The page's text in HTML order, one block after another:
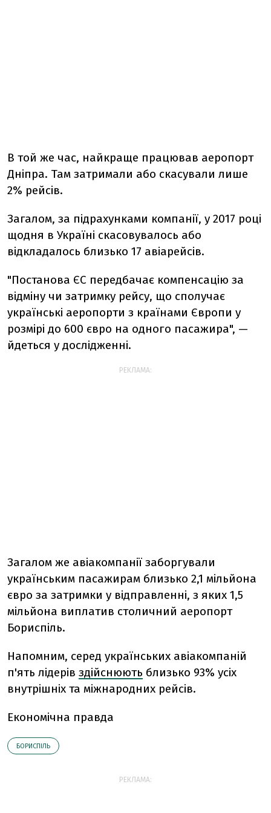
В той же час, найкраще працював аеропорт
Дніпра. Там затримали або скасували лише
2% рейсів.
Загалом, за підрахунками компанії, у 2017 році
щодня в Україні скасовувалось або
відкладалось близько 17 авіарейсів.
"Постанова ЄС передбачає компенсацію за
відміну чи затримку рейсу, що сполучає
українські аеропорти з країнами Європи у
розмірі до 600 євро на одного пасажира", —
йдеться у дослідженні.
РЕКЛАМА:
Загалом же авіакомпанії заборгували
українським пасажирам близько 2,1 мільйона
євро за затримки у відправленні, з яких 1,5
мільйона виплатив столичний аеропорт
Бориспіль.
Напомним, серед українських авіакомпаній
п'ять лідерів здійснюють близько 93% усіх
внутрішніх та міжнародних рейсів.
Економічна правда
БОРИСПІЛЬ
РЕКЛАМА: